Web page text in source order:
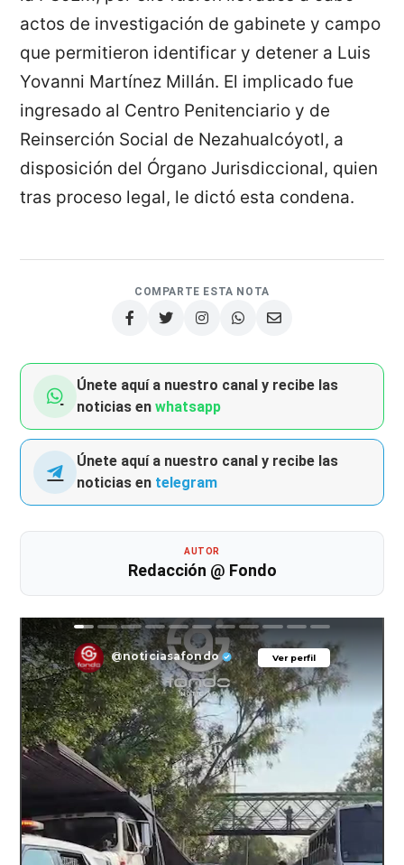
actos de investigación de gabinete y campo
que permitieron identificar y detener a Luis
Yovanni Martínez Millán. El implicado fue
ingresado al Centro Penitenciario y de
Reinserción Social de Nezahualcóyotl, a
disposición del Órgano Jurisdiccional, quien
tras proceso legal, le dictó esta condena.
COMPARTE ESTA NOTA
Únete aquí a nuestro canal y recibe las
noticias enwhatsapp
Únete aquí a nuestro canal y recibe las
noticias en telegram
AUTOR
Redacción @ Fondo
Ver perfil
@noticiasafondo Ver perfil